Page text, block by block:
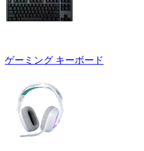
ゲーミング キーボード